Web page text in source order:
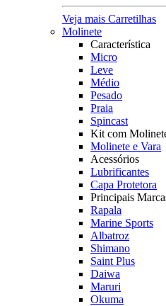
Veja mais Carretilhas
Molinete
Característica
Micro
Leve
Médio
Pesado
Praia
Spincast
Kit com
Molinete e Vara
Acessórios
Lubrificantes
Capa Protetora
Principais
Rapala
Marine Sports
Albatroz
Shimano
Saint Plus
Daiwa
Maruri
Okuma